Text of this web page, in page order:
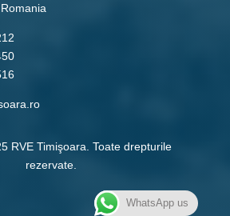
RVE Timişoara. Toate drepturile
rezervate.
WhatsApp us